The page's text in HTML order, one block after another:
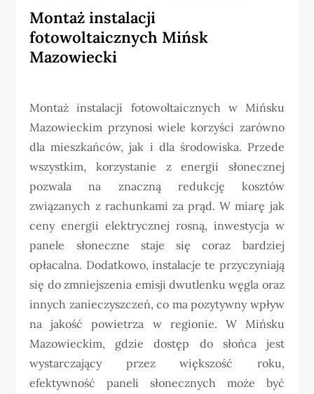
Montaż instalacji
fotowoltaicznych Mińsk
Mazowiecki
Montaż instalacji fotowoltaicznych w Mińsku
Mazowieckim przynosi wiele korzyści zarówno
dla mieszkańców, jak i dla środowiska. Przede
wszystkim, korzystanie z energii słonecznej
pozwala na znaczną redukcję kosztów
związanych z rachunkami za prąd. W miarę jak
ceny energii elektrycznej rosną, inwestycja w
panele słoneczne staje się coraz bardziej
opłacalna. Dodatkowo, instalacje te przyczyniają
się do zmniejszenia emisji dwutlenku węgla oraz
innych zanieczyszczeń, co ma pozytywny wpływ
na jakość powietrza w regionie. W Mińsku
Mazowieckim, gdzie dostęp do słońca jest
wystarczający przez większość roku,
efektywność paneli słonecznych może być